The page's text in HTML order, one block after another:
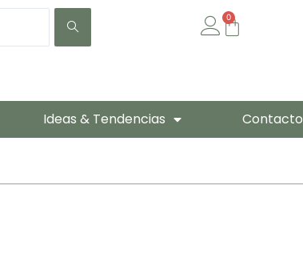
0
Cart
Ideas & Tendencias Contacto